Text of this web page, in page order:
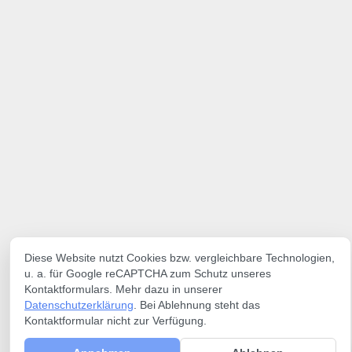
Diese Website nutzt Cookies bzw. vergleichbare Technologien,
u. a. für Google reCAPTCHA zum Schutz unseres
Kontaktformulars. Mehr dazu in unserer
Datenschutzerklärung . Bei Ablehnung steht das
Kontaktformular nicht zur Verfügung.